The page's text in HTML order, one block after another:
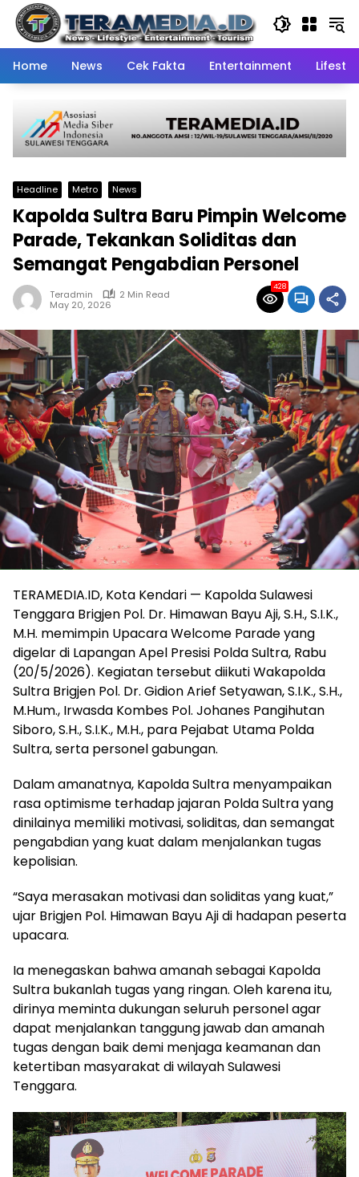
Skip
content
Home
News Cek Fakta Entertainment
Headline Metro News
Kapolda Sultra Baru Pimpin Welcome
Parade, Tekankan Soliditas dan
Semangat Pengabdian Personel
Teradmin
2 Min Read
May 20, 2026
428
TERAMEDIA.ID, Kota Kendari — Kapolda Sulawesi
Tenggara Brigjen Pol. Dr. Himawan Bayu Aji, S.H., S.I.K.,
M.H. memimpin Upacara Welcome Parade yang
digelar di Lapangan Apel Presisi Polda Sultra, Rabu
(20/5/2026). Kegiatan tersebut diikuti Wakapolda
Sultra Brigjen Pol. Dr. Gidion Arief Setyawan, S.I.K., S.H.,
M.Hum., Irwasda Kombes Pol. Johanes Pangihutan
Siboro, S.H., S.I.K., M.H., para Pejabat Utama Polda
Sultra, serta personel gabungan.
Dalam amanatnya, Kapolda Sultra menyampaikan
rasa optimisme terhadap jajaran Polda Sultra yang
dinilainya memiliki motivasi, soliditas, dan semangat
pengabdian yang kuat dalam menjalankan tugas
kepolisian.
“Saya merasakan motivasi dan soliditas yang kuat,”
ujar Brigjen Pol. Himawan Bayu Aji di hadapan peserta
upacara.
Ia menegaskan bahwa amanah sebagai Kapolda
Sultra bukanlah tugas yang ringan. Oleh karena itu,
dirinya meminta dukungan seluruh personel agar
dapat menjalankan tanggung jawab dan amanah
tugas dengan baik demi menjaga keamanan dan
ketertiban masyarakat di wilayah Sulawesi
Tenggara.